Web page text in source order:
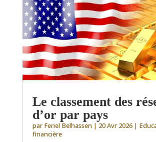
Le classement des
d’or par pays
par Feriel Belhassen| 20 Avr 2026|
financière